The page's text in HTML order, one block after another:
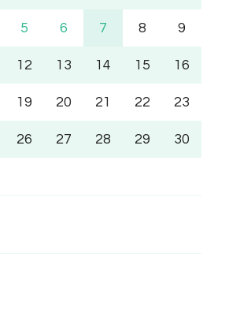
5 6 7 8 9
12 13 14 15 16
19 20 21 22 23
26 27 28 29 30